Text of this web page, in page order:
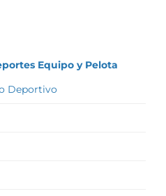
Equipo y Pelota
Deportivo